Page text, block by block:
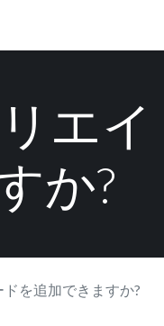
エ
か?
を追加できますか?